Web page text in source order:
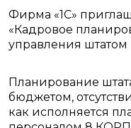
Фирма «1С»
«Кадровое
управления
Планирование
бюджетом,
как исполняется